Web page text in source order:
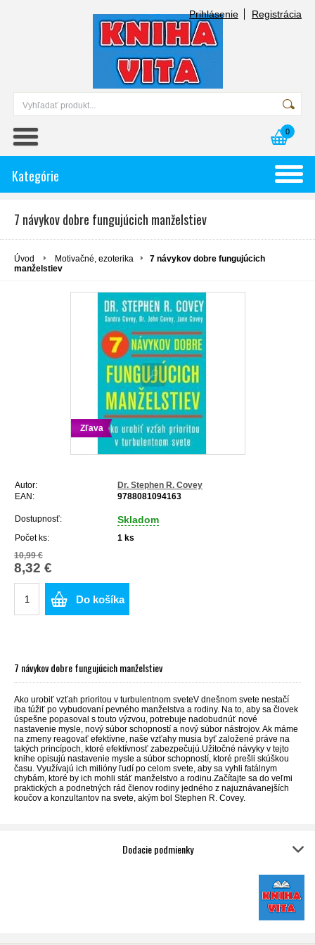
Prihlásenie Registrácia
0
Kategórie
7 návykov dobre fungujúcich manželstiev
Úvod Motivačné, ezoterika
7 návykov dobre fungujúcich
manželstiev
Zľava
Autor:
Dr. Stephen R. Covey
EAN:
9788081094163
Dostupnosť: Skladom
Počet ks: 1 ks
10,99 €
8,32 €
Do košíka
7 návykov dobre fungujúcich manželstiev
Ako urobiť vzťah prioritou v turbulentnom sveteV dnešnom svete nestačí
iba túžiť po vybudovaní pevného manželstva a rodiny. Na to, aby sa človek
úspešne popasoval s touto výzvou, potrebuje nadobudnúť nové
nastavenie mysle, nový súbor schopností a nový súbor nástrojov. Ak máme
na zmeny reagovať efektívne, naše vzťahy musia byť založené práve na
takých princípoch, ktoré efektívnosť zabezpečujú.Užitočné návyky v tejto
knihe opisujú nastavenie mysle a súbor schopností, ktoré prešli skúškou
času. Využívajú ich milióny ľudí po celom svete, aby sa vyhli fatálnym
chybám, ktoré by ich mohli stáť manželstvo a rodinu.Začítajte sa do veľmi
praktických a podnetných rád členov rodiny jedného z najuznávanejších
koučov a konzultantov na svete, akým bol Stephen R. Covey.
Dodacie podmienky